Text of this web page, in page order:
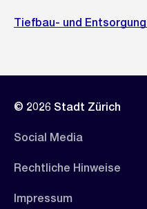
Tiefbau- und
© 2026 Stadt Zürich
Social Media
Rechtliche Hinweise
Impressum